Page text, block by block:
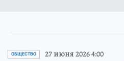
ОБЩЕСТВО 27 июня 2026 4:00